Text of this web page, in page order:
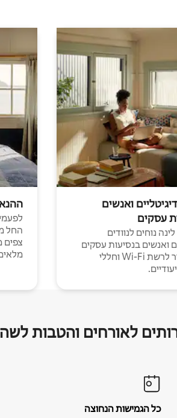
ואנשים
עסקים
נוחים לנוודים
ואנשים בנסיעות עסקים
עם חיבור לרשת Wi-Fi וחללי
החל
צפים
לאורחים והטבות
כל הגמישות הנחוצה